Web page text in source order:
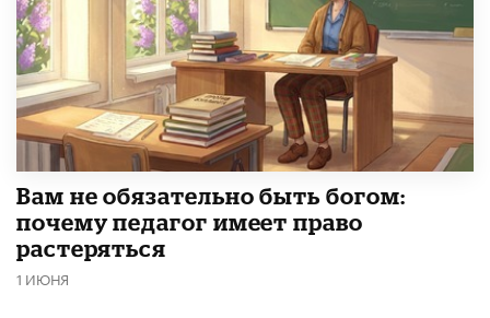
​Вам не обязательно быть богом:
почему педагог имеет право
растеряться
1 ИЮНЯ